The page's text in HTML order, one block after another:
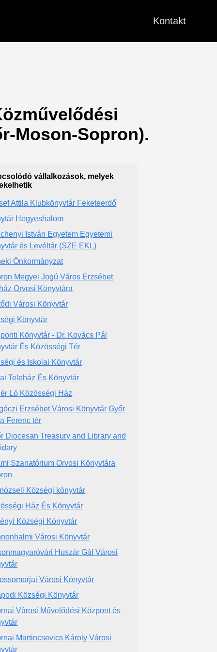
Kontakt
Moson-Sopron).
vállalkozások, melyek
Attila Klubkönyvtár Feketeerdő
Hegyeshalom
István Egyetem Egyetemi
és Levéltár (SZE EKL)
Önkormányzat
Megyei Jogú Város Erzsébet
Orvosi Könyvtára
Városi Könyvtár
Könyvtár
Könyvtár - Dr. Kovács Pál
És Közösségi Tér
és Iskolai Könyvtár
Teleház És Könyvtár
Ló Közösségi Ház
Erzsébet Városi Könyvtár Győr
Ferenc tér
Diocesan Treasury and Library and
Szanatórium Orvosi Könyvtára
Községi könyvtár
Ház És Könyvtár
Községi Könyvtár
Városi Könyvtár
Huszár Gál Városi
Városi Könyvtár
Községi Könyvtár
Városi Művelődési Központ és
Martincsevics Károly Városi